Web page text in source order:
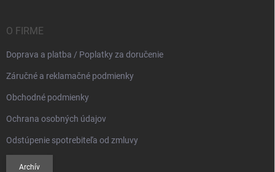
O FIRME
Doprava a platba / Poplatky za doručenie
Záručné a reklamačné podmienky
Obchodné podmienky
Ochrana osobných údajov
Odstúpenie spotrebiteľa od zmluvy
Archív